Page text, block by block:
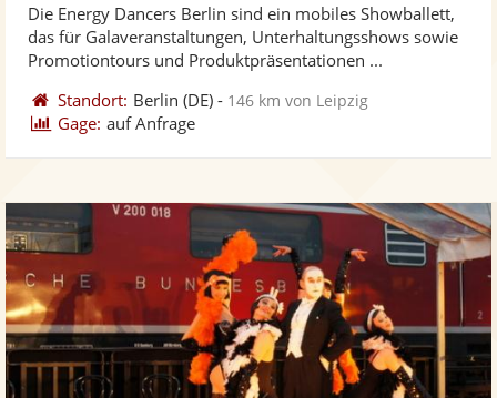
Fotos
Die Energy Dancers Berlin sind ein mobiles Showballett,
das für Galaveranstaltungen, Unterhaltungsshows sowie
Promotiontours und Produktpräsentationen ...
Standort: Berlin (DE) - 146 km von Leipzig
Gage: auf Anfrage